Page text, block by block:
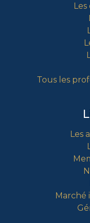
Tous les
Les
Marché